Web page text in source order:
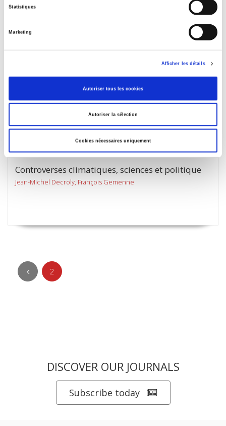
Statistiques
Marketing
Afficher les détails
Autoriser tous les cookies
Autoriser la sélection
Cookies nécessaires uniquement
Gérard Mairet
Controverses climatiques, sciences et politique
Jean-Michel Decroly, François Gemenne
2
DISCOVER OUR JOURNALS
Subscribe today